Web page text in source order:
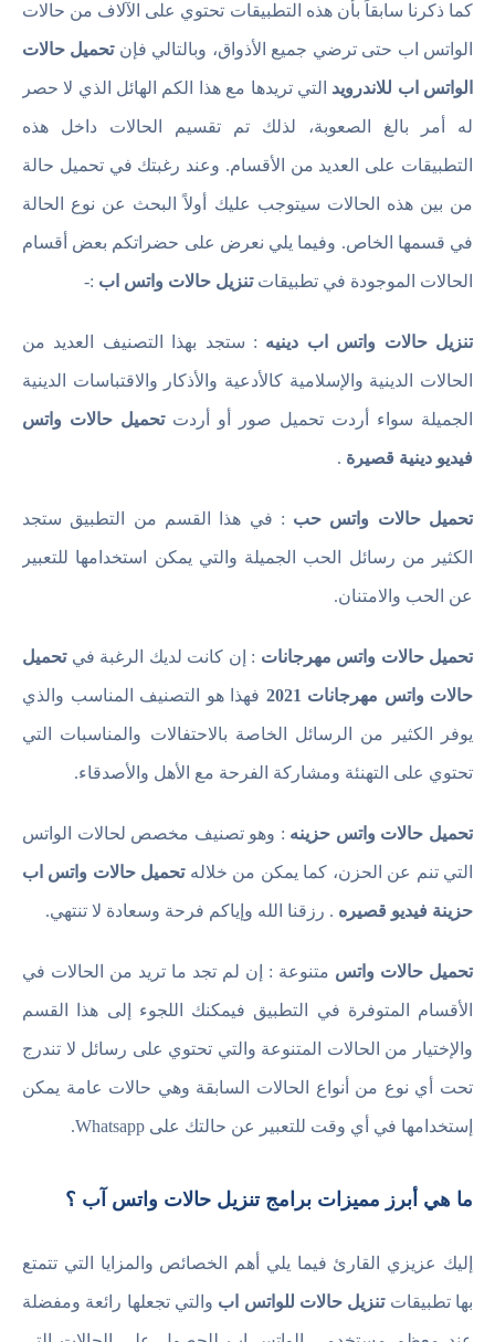
كما ذكرنا سابقاً بأن هذه التطبيقات تحتوي على الآلاف من حالات
الواتس اب حتى ترضي جميع الأذواق، وبالتالي فإنتحميل حالات
الواتس اب للاندرويد التي تريدها مع هذا الكم الهائل الذي لا حصر
له أمر بالغ الصعوبة، لذلك تم تقسيم الحالات داخل هذه
التطبيقات على العديد من الأقسام. وعند رغبتك في تحميل حالة
من بين هذه الحالات سيتوجب عليك أولاً البحث عن نوع الحالة
في قسمها الخاص. وفيما يلي نعرض على حضراتكم بعض أقسام
الحالات الموجودة في تطبيقاتتنزيل حالات واتس اب :-
تنزيل حالات واتس اب دينيه : ستجد بهذا التصنيف العديد من
الحالات الدينية والإسلامية كالأدعية والأذكار والاقتباسات الدينية
الجميلة سواء أردت تحميل صور أو أردتتحميل حالات واتس
فيديو دينية قصيرة .
تحميل حالات واتس حب : في هذا القسم من التطبيق ستجد
الكثير من رسائل الحب الجميلة والتي يمكن استخدامها للتعبير
عن الحب والامتنان.
تحميل حالات واتس مهرجانات : إن كانت لديك الرغبة فيتحميل
حالات واتس مهرجانات 2021 فهذا هو التصنيف المناسب والذي
يوفر الكثير من الرسائل الخاصة بالاحتفالات والمناسبات التي
تحتوي على التهنئة ومشاركة الفرحة مع الأهل والأصدقاء.
تحميل حالات واتس حزينه : وهو تصنيف مخصص لحالات الواتس
التي تنم عن الحزن، كما يمكن من خلالهتحميل حالات واتس اب
حزينة فيديو قصيره . رزقنا الله وإياكم فرحة وسعادة لا تنتهي.
تحميل حالات واتس متنوعة : إن لم تجد ما تريد من الحالات في
الأقسام المتوفرة في التطبيق فيمكنك اللجوء إلى هذا القسم
والإختيار من الحالات المتنوعة والتي تحتوي على رسائل لا تندرج
تحت أي نوع من أنواع الحالات السابقة وهي حالات عامة يمكن
إستخدامها في أي وقت للتعبير عن حالتك على Whatsapp.
ما هي أبرز مميزات برامج تنزيل حالات واتس آب ؟
إليك عزيزي القارئ فيما يلي أهم الخصائص والمزايا التي تتمتع
بها تطبيقاتتنزيل حالات للواتس اب والتي تجعلها رائعة ومفضلة